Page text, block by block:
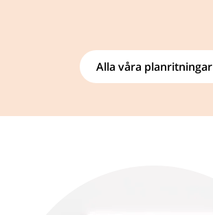
Alla våra planritningar